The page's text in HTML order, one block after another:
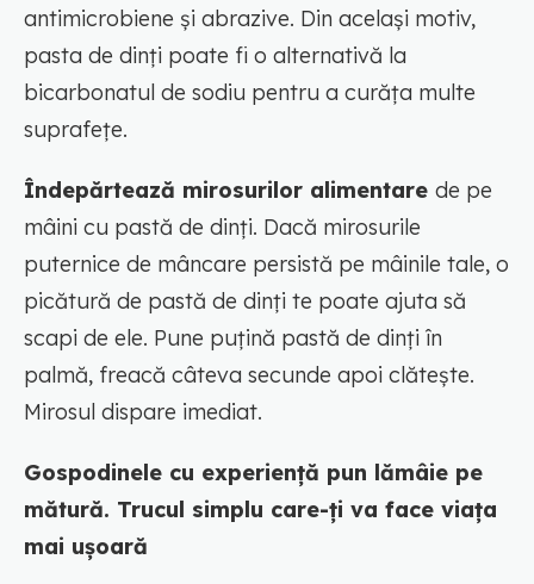
antimicrobiene și abrazive. Din același motiv,
pasta de dinți poate fi o alternativă la
bicarbonatul de sodiu pentru a curăța multe
suprafețe.
Îndepărtează mirosurilor alimentare de pe
mâini cu pastă de dinți. Dacă mirosurile
puternice de mâncare persistă pe mâinile tale, o
picătură de pastă de dinți te poate ajuta să
scapi de ele. Pune puțină pastă de dinți în
palmă, freacă câteva secunde apoi clătește.
Mirosul dispare imediat.
Gospodinele cu experiență pun lămâie pe
mătură. Trucul simplu care-ți va face viața
mai ușoară